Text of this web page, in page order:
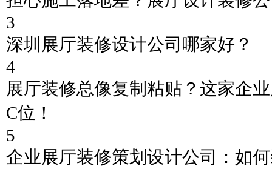
3
深圳展厅装修设计公司哪家好？
4
展厅装修总像复制粘贴？这家企
C位！
5
企业展厅装修策划设计公司：如